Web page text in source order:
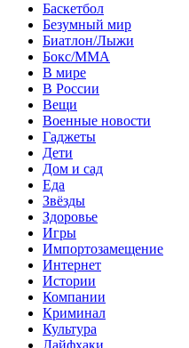
Баскетбол
Безумный мир
Биатлон/Лыжи
Бокс/MMA
В мире
В России
Вещи
Военные новости
Гаджеты
Дети
Дом и сад
Еда
Звёзды
Здоровье
Игры
Импортозамещение
Интернет
Истории
Компании
Криминал
Культура
Лайфхаки